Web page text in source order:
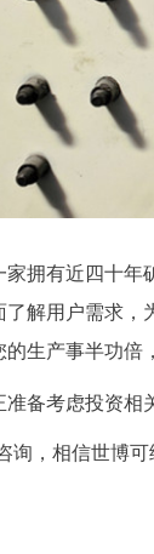
家拥有近四十年
了解用户需求
的生产事半功倍
准备考虑投资相
询，相信世博可